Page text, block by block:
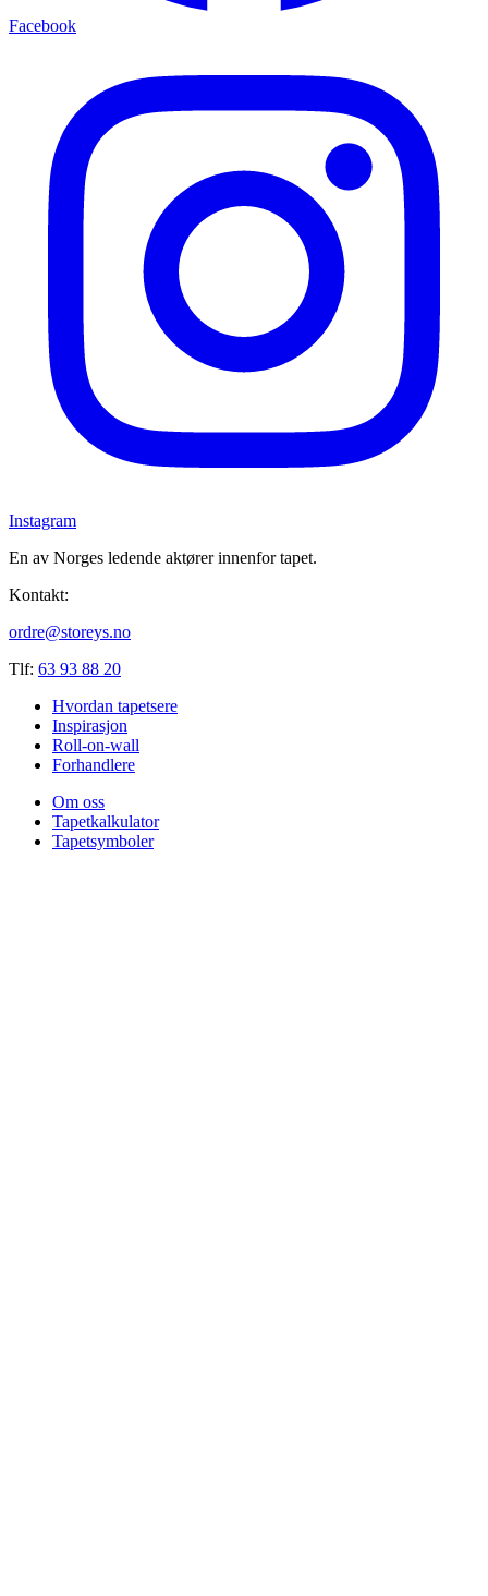
Facebook
Instagram
En av Norges ledende aktører innenfor tapet.
Kontakt:
ordre@storeys.no
Tlf: 63 93 88 20
Hvordan tapetsere
Inspirasjon
Roll-on-wall
Forhandlere
Om oss
Tapetkalkulator
Tapetsymboler